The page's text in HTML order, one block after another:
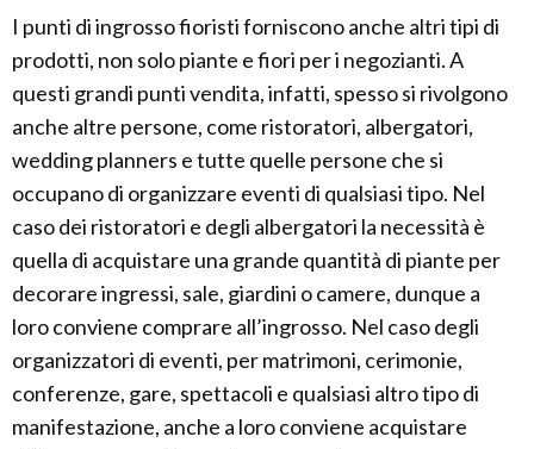
I punti di ingrosso fioristi forniscono anche altri tipi di
prodotti, non solo piante e fiori per i negozianti. A
questi grandi punti vendita, infatti, spesso si rivolgono
anche altre persone, come ristoratori, albergatori,
wedding planners e tutte quelle persone che si
occupano di organizzare eventi di qualsiasi tipo. Nel
caso dei ristoratori e degli albergatori la necessità è
quella di acquistare una grande quantità di piante per
decorare ingressi, sale, giardini o camere, dunque a
loro conviene comprare all’ingrosso. Nel caso degli
organizzatori di eventi, per matrimoni, cerimonie,
conferenze, gare, spettacoli e qualsiasi altro tipo di
manifestazione, anche a loro conviene acquistare